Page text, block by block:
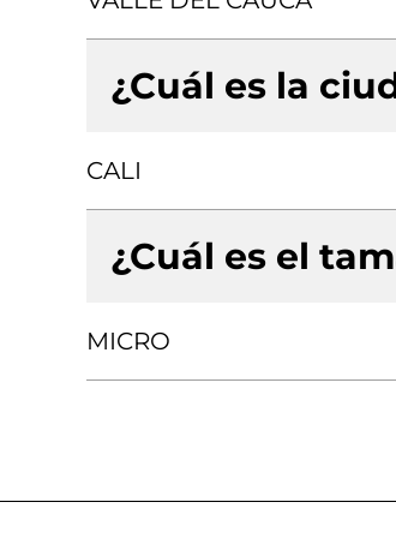
¿Cuál es la
CALI
¿Cuál es el
MICRO